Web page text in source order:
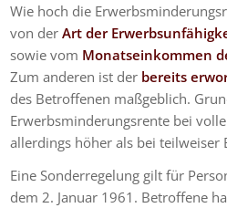
Wie hoch die
von derArt der
sowie vom Monatseinkommen
Zum anderen ist der bereits
des Betroffenen maßgeblich.
Erwerbsminderungsrente bei
allerdings höher als bei teilweiser
Eine Sonderregelung gilt für
dem 2. Januar 1961. Betroffene